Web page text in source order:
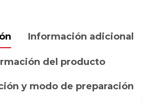
Información adicional
del producto
y modo de preparación